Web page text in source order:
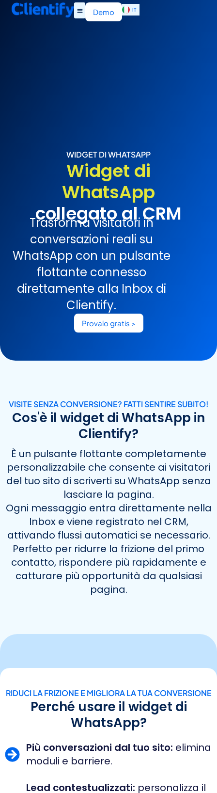
Demo IT
EN
WIDGET DI WHATSAPP
Widget di
WhatsApp
collegato al CRM
Trasforma visitatori in
conversazioni reali su
WhatsApp con un pulsante
flottante connesso
direttamente alla Inbox di
Clientify.
Provalo gratis >
VISITE SENZA CONVERSIONE? FATTI SENTIRE SUBITO!
Cos'è il widget di WhatsApp in
Clientify?
È un pulsante flottante completamente
personalizzabile che consente ai visitatori
del tuo sito di scriverti su WhatsApp senza
lasciare la pagina.
Ogni messaggio entra direttamente nella
Inbox e viene registrato nel CRM,
attivando flussi automatici se necessario.
Perfetto per ridurre la frizione del primo
contatto, rispondere più rapidamente e
catturare più opportunità da qualsiasi
pagina.
RIDUCI LA FRIZIONE E MIGLIORA LA TUA CONVERSIONE
Perché usare il widget di
WhatsApp?
Più conversazioni dal tuo sito: elimina
moduli e barriere.
Lead contestualizzati: personalizza il